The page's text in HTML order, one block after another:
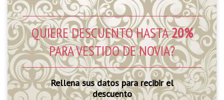
QUIERE DESCUENTO HASTA20%
PARA VESTIDO DE NOVIA?
Rellena sus datos para recibir el
descuento